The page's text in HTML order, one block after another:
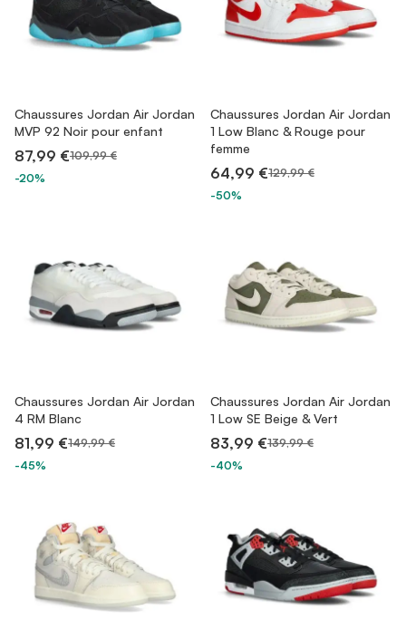
Chaussures Jordan Air Jordan
MVP 92 Noir pour enfant
87,99 €109,99 €
-20%
Chaussures Jordan Air Jordan
1 Low Blanc & Rouge pour
femme
64,99 €129,99 €
-50%
Chaussures Jordan Air Jordan
4 RM Blanc
81,99 €149,99 €
-45%
Chaussures Jordan Air Jordan
1 Low SE Beige & Vert
83,99 €139,99 €
-40%